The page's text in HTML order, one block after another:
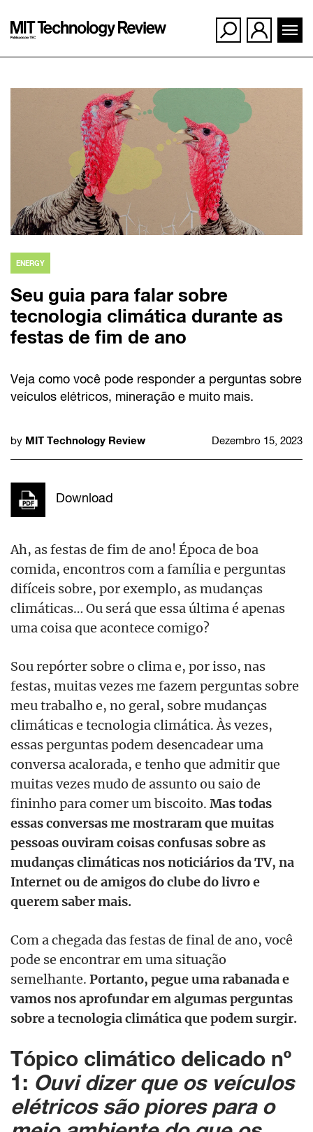
ENERGY
Seu guia para falar sobre
tecnologia climática durante as
festas de fim de ano
Veja como você pode responder a perguntas sobre
veículos elétricos, mineração e muito mais.
by MIT Technology Review Dezembro 15, 2023
Download
Ah, as festas de fim de ano! Época de boa
comida, encontros com a família e perguntas
difíceis sobre, por exemplo, as mudanças
climáticas… Ou será que essa última é apenas
uma coisa que acontece comigo?
Sou repórter sobre o clima e, por isso, nas
festas, muitas vezes me fazem perguntas sobre
meu trabalho e, no geral, sobre mudanças
climáticas e tecnologia climática. Às vezes,
essas perguntas podem desencadear uma
conversa acalorada, e tenho que admitir que
muitas vezes mudo de assunto ou saio de
fininho para comer um biscoito. Mas todas
essas conversas me mostraram que muitas
pessoas ouviram coisas confusas sobre as
mudanças climáticas nos noticiários da TV, na
Internet ou de amigos do clube do livro e
querem saber mais.
Com a chegada das festas de final de ano, você
pode se encontrar em uma situação
semelhante. Portanto, pegue uma rabanada e
vamos nos aprofundar em algumas perguntas
sobre a tecnologia climática que podem surgir.
Tópico climático delicado nº
1: Ouvi dizer que os veículos
elétricos são piores para o